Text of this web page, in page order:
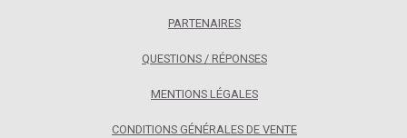
PARTENAIRES
QUESTIONS / RÉPONSES
MENTIONS LÉGALES
CONDITIONS GÉNÉRALES DE VENTE